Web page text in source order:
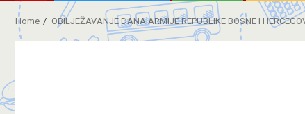
Home OBILJEŽAVANJE DANA ARMIJE REPUBLIKE BOSNE I